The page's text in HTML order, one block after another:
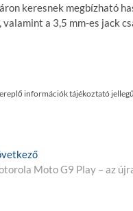
keresnek megbízható
a 3,5 mm-es jack
információk tájékoztató
K
ö
Moto G9 Play – az